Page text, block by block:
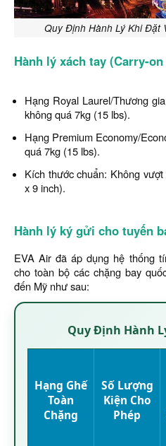
Quy Định Hành Lý Khi Đặt
Hành lý xách tay (Carry-on
Hạng Royal Laurel/Thương
không quá 7kg (15 lbs).
Hạng Premium Economy/
quá 7kg (15 lbs).
Kích thước chuẩn: Không
x 9 inch).
Hành lý ký gửi cho tuyến
EVA Air đã áp dụng hệ thống
cho toàn bộ các chặng bay
đến Mỹ như sau:
Quy Định Hành
Hạng Ghế
Toàn
Chặng
Số Lượng
Kiện Cho
Phép